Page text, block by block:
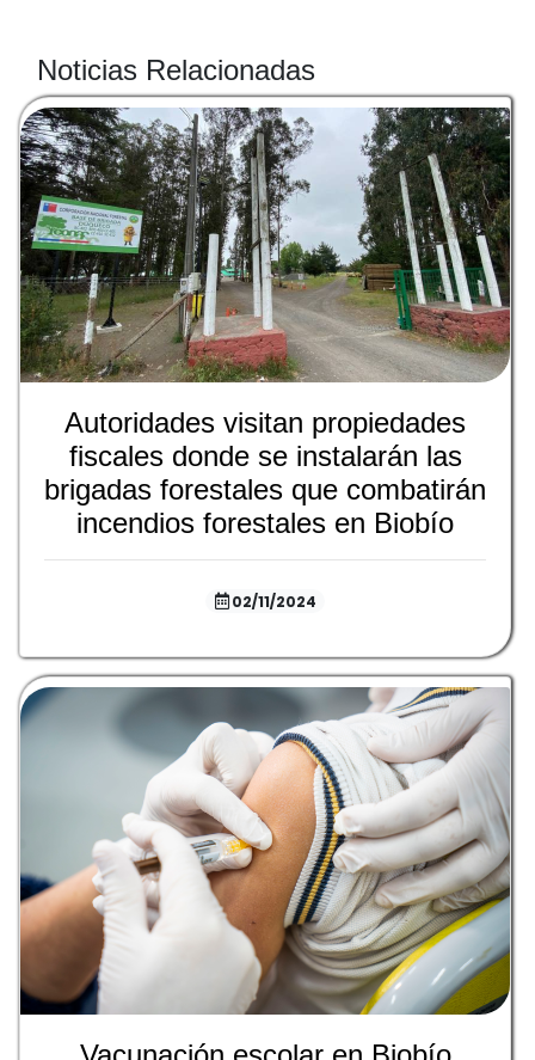
Noticias Relacionadas
Autoridades visitan propiedades
fiscales donde se instalarán las
brigadas forestales que combatirán
incendios forestales en Biobío
02/11/2024